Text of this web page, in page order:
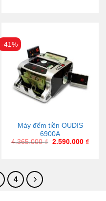
-41%
Máy đếm tiền OUDIS
6900A
4.365.000₫ 2.590.000 ₫
4